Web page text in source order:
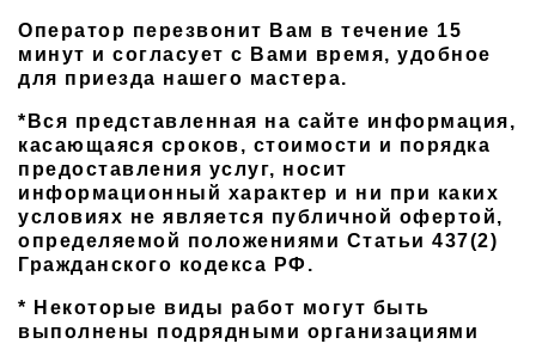
Оператор перезвонит Вам в течение 15
минут и согласует с Вами время, удобное
для приезда нашего мастера.
*Вся представленная на сайте информация,
касающаяся сроков, стоимости и порядка
предоставления услуг, носит
информационный характер и ни при каких
условиях не является публичной офертой,
определяемой положениями Статьи 437(2)
Гражданского кодекса РФ.
* Некоторые виды работ могут быть
выполнены подрядными организациями